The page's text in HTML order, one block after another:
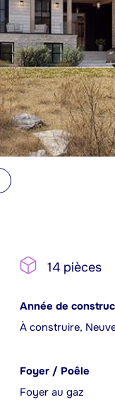
14 pièces
Année de
À construire,
Foyer / Poêle
Foyer au gaz